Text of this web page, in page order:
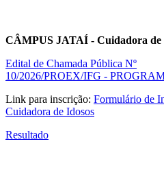
CÂMPUS JATAÍ - Cuidadora de
Edital de Chamada Pública Nº
10/2026/PROEX/IFG -
Link para inscrição: Formulário de
Cuidadora de Idosos
Resultado